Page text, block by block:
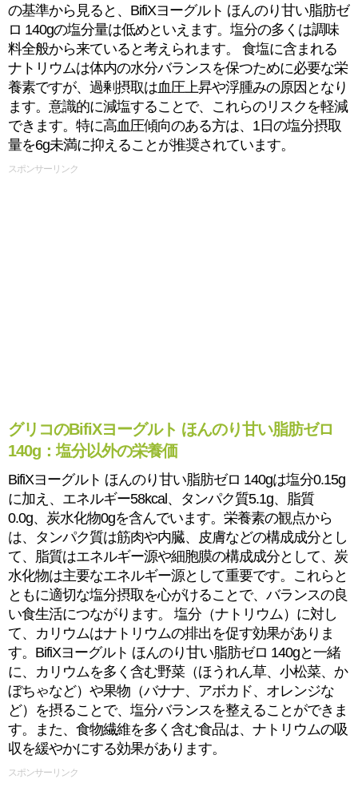
の基準から見ると、BifiXヨーグルト ほんのり甘い脂肪ゼ
ロ 140gの塩分量は低めといえます。塩分の多くは調味
料全般から来ていると考えられます。 食塩に含まれる
ナトリウムは体内の水分バランスを保つために必要な栄
養素ですが、過剰摂取は血圧上昇や浮腫みの原因となり
ます。意識的に減塩することで、これらのリスクを軽減
できます。特に高血圧傾向のある方は、1日の塩分摂取
量を6g未満に抑えることが推奨されています。
スポンサーリンク
グリコのBifiXヨーグルト ほんのり甘い脂肪ゼロ
140g：塩分以外の栄養価
BifiXヨーグルト ほんのり甘い脂肪ゼロ 140gは塩分0.15g
に加え、エネルギー58kcal、タンパク質5.1g、脂質
0.0g、炭水化物0gを含んでいます。栄養素の観点から
は、タンパク質は筋肉や内臓、皮膚などの構成成分とし
て、脂質はエネルギー源や細胞膜の構成成分として、炭
水化物は主要なエネルギー源として重要です。これらと
ともに適切な塩分摂取を心がけることで、バランスの良
い食生活につながります。 塩分（ナトリウム）に対し
て、カリウムはナトリウムの排出を促す効果がありま
す。BifiXヨーグルト ほんのり甘い脂肪ゼロ 140gと一緒
に、カリウムを多く含む野菜（ほうれん草、小松菜、か
ぼちゃなど）や果物（バナナ、アボカド、オレンジな
ど）を摂ることで、塩分バランスを整えることができま
す。また、食物繊維を多く含む食品は、ナトリウムの吸
収を緩やかにする効果があります。
スポンサーリンク